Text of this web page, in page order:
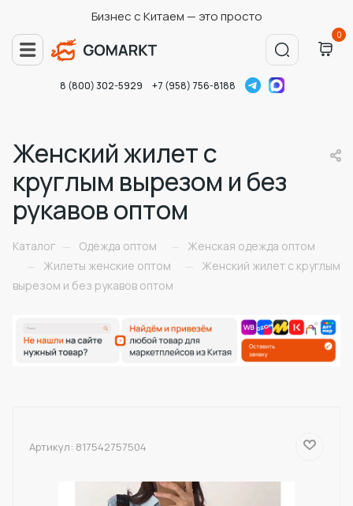
Бизнес с Китаем — это просто
0
8 (800) 302-5929 +7 (958) 756-8188
Женский жилет с
круглым вырезом и без
рукавов оптом
Каталог — Одежда оптом —
Женская одежда оптом
—
Жилеты женские оптом —
Женский жилет с круглым
вырезом и без рукавов оптом
Артикул: 817542757504